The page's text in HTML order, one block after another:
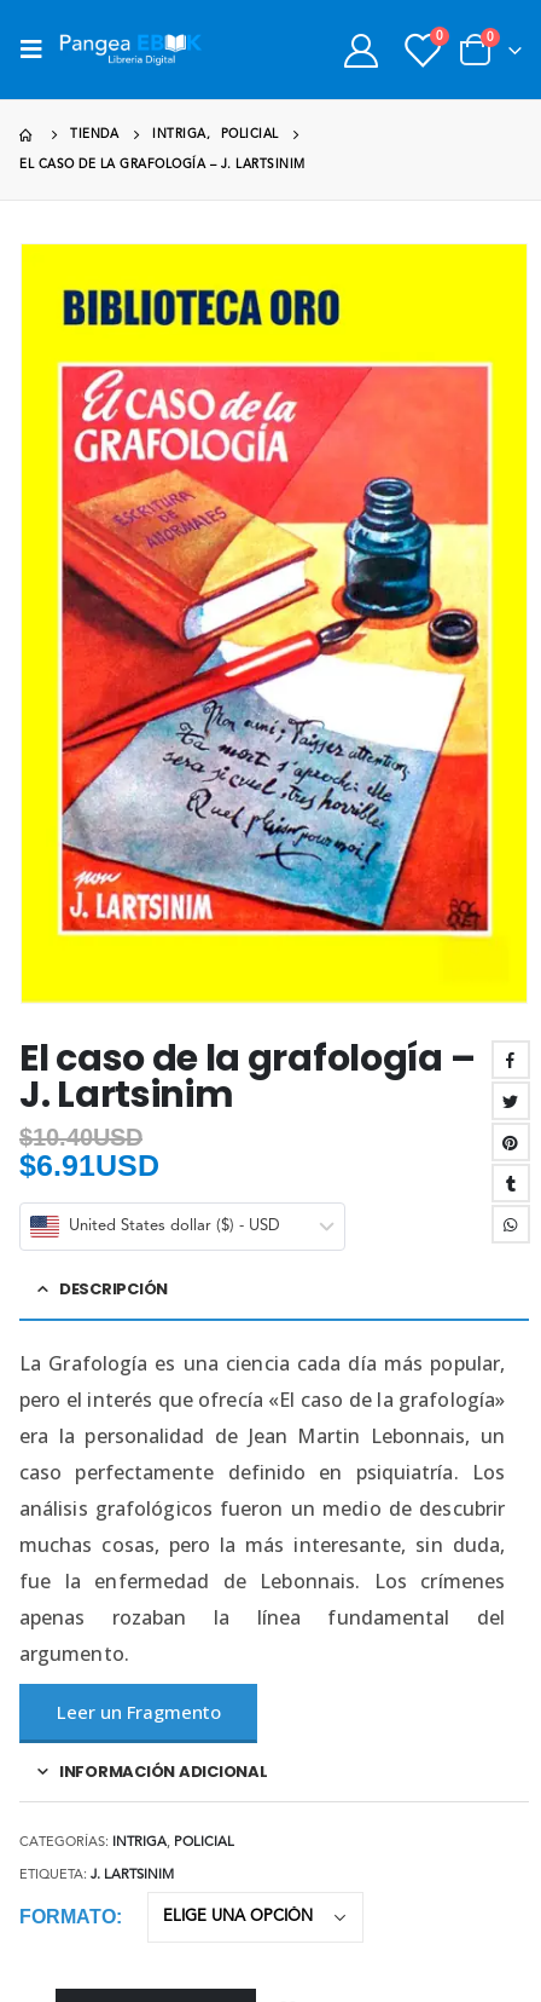
0 0
TIENDA INTRIGA, POLICIAL
EL CASO DE LA GRAFOLOGÍA – J. LARTSINIM
El caso de la grafología –
J. Lartsinim
$10.40USD
$6.91USD
United States dollar ($) - USD
DESCRIPCIÓN
La Grafología es una ciencia cada día más popular,
pero el interés que ofrecía «El caso de la grafología»
era la personalidad de Jean Martin Lebonnais, un
caso perfectamente definido en psiquiatría. Los
análisis grafológicos fueron un medio de descubrir
muchas cosas, pero la más interesante, sin duda,
fue la enfermedad de Lebonnais. Los crímenes
apenas rozaban la línea fundamental del
argumento.
Leer un Fragmento
INFORMACIÓN ADICIONAL
CATEGORÍAS: INTRIGA, POLICIAL
ETIQUETA: J. LARTSINIM
FORMATO